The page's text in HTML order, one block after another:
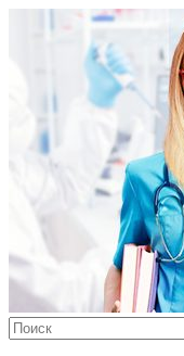
содержимому
портала
ответами